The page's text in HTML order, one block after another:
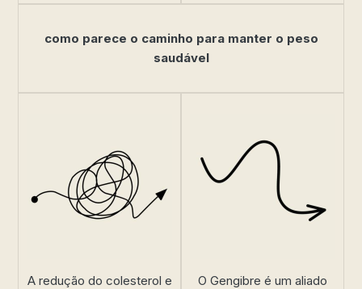
como parece o caminho para manter o peso
saudável
A redução do colesterol e
O Gengibre é um aliado